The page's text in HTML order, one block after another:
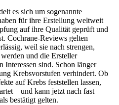
es sich um sogenannte
für ihre Erstellung weltweit
auf ihre Qualität geprüft und
Cochrane-Reviews gelten
weil sie nach strengen,
und die Ersteller
sind. Schon länger
Krebsvorstufen verhindert. Ob
auf Krebs feststellen lassen,
– und kann jetzt nach fast
bestätigt gelten.